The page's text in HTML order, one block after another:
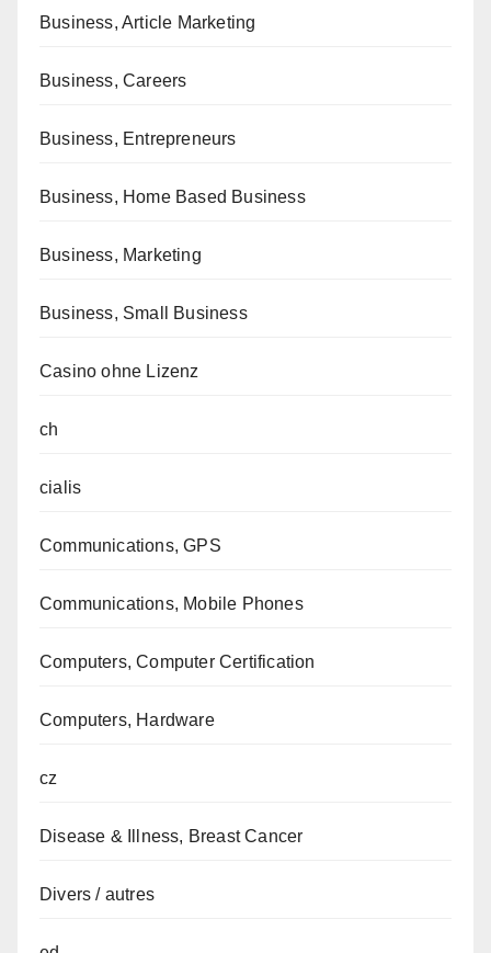
Business, Article Marketing
Business, Careers
Business, Entrepreneurs
Business, Home Based Business
Business, Marketing
Business, Small Business
Casino ohne Lizenz
ch
cialis
Communications, GPS
Communications, Mobile Phones
Computers, Computer Certification
Computers, Hardware
cz
Disease & Illness, Breast Cancer
Divers / autres